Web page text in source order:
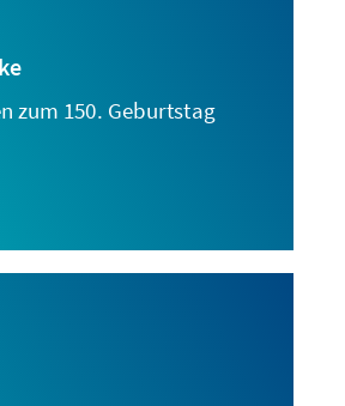
zum 150. Geburtstag